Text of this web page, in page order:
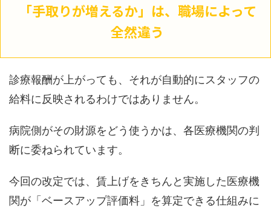
「手取りが増えるか」は、職場によって
全然違う
診療報酬が上がっても、それが自動的にスタッフの
給料に反映されるわけではありません。
病院側がその財源をどう使うかは、各医療機関の判
断に委ねられています。
今回の改定では、賃上げをきちんと実施した医療機
関が「ベースアップ評価料」を算定できる仕組みに